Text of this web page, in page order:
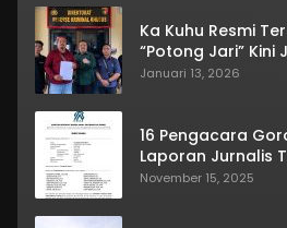
Ka Kuhu Resmi
“Potong Jari” Kini
Januari 13, 2026
16 Pengacara
Laporan Jurnalis
November 15, 2025